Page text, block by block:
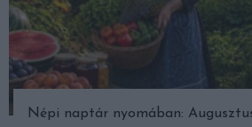
Népi naptár nyomában: